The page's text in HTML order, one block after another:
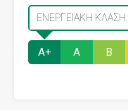
ΕΝΕΡΓΕΙΑΚΉ ΚΛΆΣΗ:
Α+ Α B